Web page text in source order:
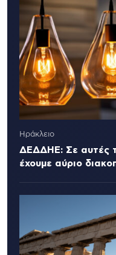
Ηράκλειο
ΔΕΔΔΗΕ: Σε αυτές
έχουμε αύριο